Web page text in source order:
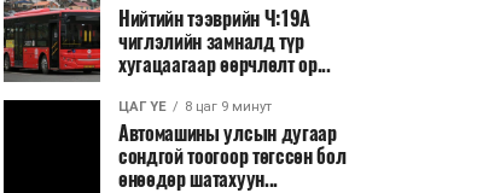
Нийтийн тээврийн Ч:19А
чиглэлийн замналд түр
хугацаагаар өөрчлөлт ор...
ЦАГ ҮЕ 8 цаг 9 минут
Автомашины улсын дугаар
сондгой тоогоор төгссөн бол
өнөөдөр шатахуун...